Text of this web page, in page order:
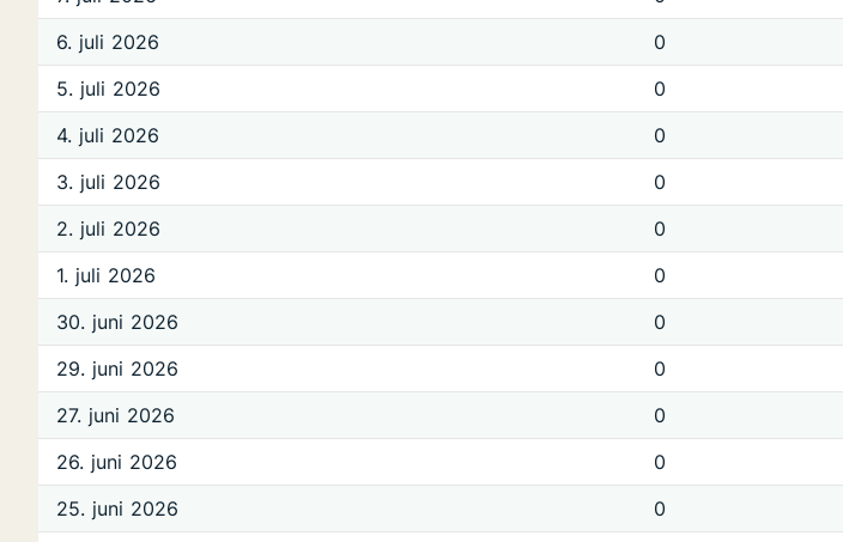
6. juli 2026
0
5. juli 2026
0
4. juli 2026
0
3. juli 2026
0
2. juli 2026
0
1. juli 2026
0
30. juni 2026
0
29. juni 2026
0
27. juni 2026
0
26. juni 2026
0
25. juni 2026
0